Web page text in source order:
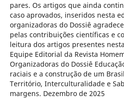
pares. Os artigos que ainda
caso aprovados, inseridos nesta
organizadoras do Dossiê
pelas contribuições científicas e
leitura dos artigos presentes
Equipe Editorial da Revista
Organizadoras do Dossiê
raciais e a construção de um
Território, Interculturalidade e
margens. Dezembro de 2025